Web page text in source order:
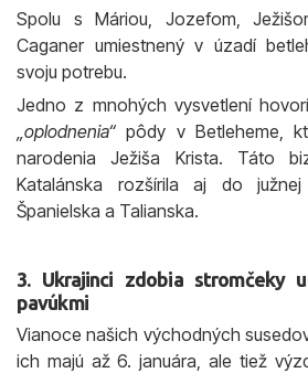
Spolu s Máriou, Jozefom,
Caganer umiestnený v úzadí
svoju potrebu.
Jedno z mnohých vysvetlení
„oplodnenia“ pôdy v Betleheme,
narodenia Ježiša Krista. Táto
Katalánska rozšírila aj do južnej
Španielska a Talianska.
3. Ukrajinci zdobia stromčeky
pavúkmi
Vianoce našich východných
ich majú až 6. januára, ale tiež